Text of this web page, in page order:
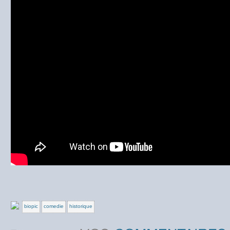
biopic comedie historique